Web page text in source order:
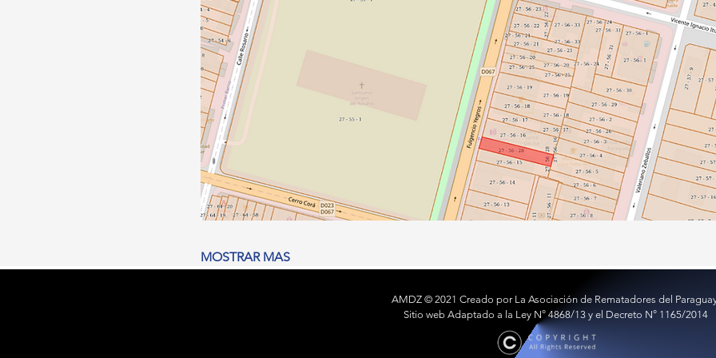
MOSTRAR MAS
AMDZ © 2021 Creado por La Asociación de Rematadores del
Sitio web Adaptado a la Ley N° 4868/13 y el Decreto N° 1165/2014